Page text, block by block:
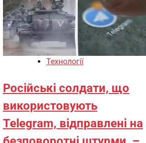
Технології
Російські солдати, що
використовують
Telegram, відправлені на